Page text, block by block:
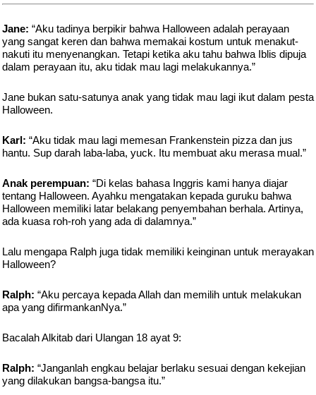
Jane: “Aku tadinya berpikir bahwa Halloween adalah perayaan
yang sangat keren dan bahwa memakai kostum untuk menakut-
nakuti itu menyenangkan. Tetapi ketika aku tahu bahwa Iblis dipuja
dalam perayaan itu, aku tidak mau lagi melakukannya.”
Jane bukan satu-satunya anak yang tidak mau lagi ikut dalam pesta
Halloween.
Karl: “Aku tidak mau lagi memesan Frankenstein pizza dan jus
hantu. Sup darah laba-laba, yuck. Itu membuat aku merasa mual.”
Anak perempuan: “Di kelas bahasa Inggris kami hanya diajar
tentang Halloween. Ayahku mengatakan kepada guruku bahwa
Halloween memiliki latar belakang penyembahan berhala. Artinya,
ada kuasa roh-roh yang ada di dalamnya.”
Lalu mengapa Ralph juga tidak memiliki keinginan untuk merayakan
Halloween?
Ralph: “Aku percaya kepada Allah dan memilih untuk melakukan
apa yang difirmankanNya.”
Bacalah Alkitab dari Ulangan 18 ayat 9:
Ralph: “Janganlah engkau belajar berlaku sesuai dengan kekejian
yang dilakukan bangsa-bangsa itu.”